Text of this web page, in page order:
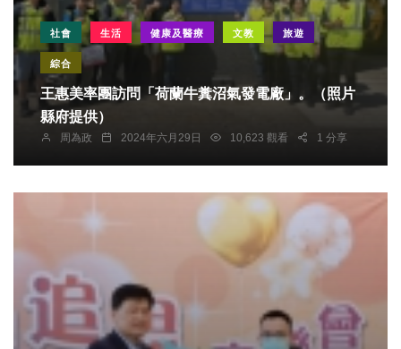
社會 生活 健康及醫療 文教 旅遊
綜合
王惠美率團訪問「荷蘭牛糞沼氣發電廠」。（照片
縣府提供）
周為政 2024年六月29日 10,623 觀看 1 分享